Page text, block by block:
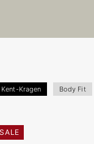
Kent-Kragen Body Fit
SALE